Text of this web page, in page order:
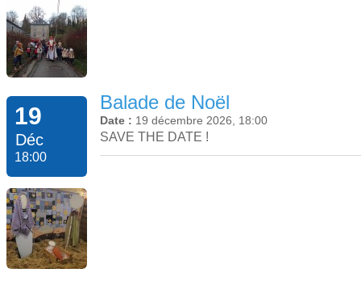
19
Déc
18:00
Balade de Noël
Date : 19 décembre 2026, 18:00
SAVE THE DATE !